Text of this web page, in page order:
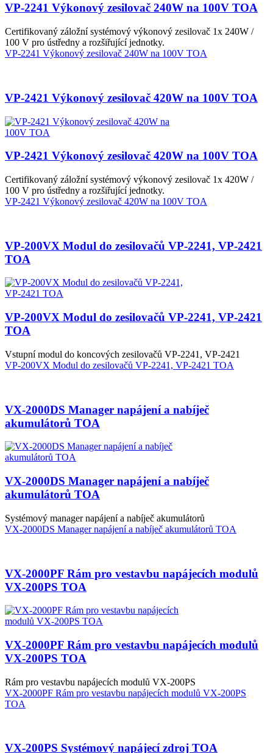
VP-2241 Výkonový zesilovač 240W na 100V TOA
Certifikovaný záložní systémový výkonový zesilovač 1x 240W /
100 V pro ústředny a rozšiřující jednotky.
VP-2241 Výkonový zesilovač 240W na 100V TOA
VP-2421 Výkonový zesilovač 420W na 100V TOA
VP-2421 Výkonový zesilovač 420W na 100V TOA
Certifikovaný záložní systémový výkonový zesilovač 1x 420W /
100 V pro ústředny a rozšiřující jednotky.
VP-2421 Výkonový zesilovač 420W na 100V TOA
VP-200VX Modul do zesilovačů VP-2241, VP-2421
TOA
VP-200VX Modul do zesilovačů VP-2241, VP-2421
TOA
Vstupní modul do koncových zesilovačů VP-2241, VP-2421
VP-200VX Modul do zesilovačů VP-2241, VP-2421 TOA
VX-2000DS Manager napájení a nabíječ
akumulátorů TOA
VX-2000DS Manager napájení a nabíječ
akumulátorů TOA
Systémový manager napájení a nabíječ akumulátorů
VX-2000DS Manager napájení a nabíječ akumulátorů TOA
VX-2000PF Rám pro vestavbu napájecích modulů
VX-200PS TOA
VX-2000PF Rám pro vestavbu napájecích modulů
VX-200PS TOA
Rám pro vestavbu napájecích modulů VX-200PS
VX-2000PF Rám pro vestavbu napájecích modulů VX-200PS
TOA
VX-200PS Systémový napájecí zdroj TOA